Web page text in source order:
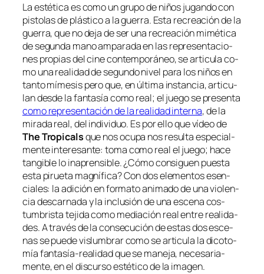
La es­té­ti­ca es co­mo un gru­po de ni­ños ju­gan­do con
pis­to­las de plás­ti­co a la gue­rra. Esta re­crea­ción de la
gue­rra, que no de­ja de ser una re­crea­ción mi­mé­ti­ca
de se­gun­da mano am­pa­ra­da en las re­pre­sen­ta­cio­
nes pro­pias del ci­ne con­tem­po­rá­neo, se ar­ti­cu­la co­
mo unareali­dadde se­gun­do ni­vel pa­ra los ni­ños en
tan­to mí­me­sis pe­ro que, en úl­ti­ma ins­tan­cia, ar­ti­cu­
lan des­de la fan­ta­sía co­moreal; el jue­go se pre­sen­ta
co­mo re­pre­sen­ta­ción de la reali­dad in­ter­na, de la
mi­ra­da real, del in­di­vi­duo. Es por ello que ví­deo de
The Tropicalsque nos ocu­pa nos re­sul­ta es­pe­cial­
men­te in­tere­san­te: to­maco­mo real el jue­go; ha­ce
tan­gi­ble lo in­apren­si­ble. ¿Cómo con­si­guen pues­ta
es­ta pi­rue­ta mag­ní­fi­ca? Con dos ele­men­tos esen­
cia­les: la adi­ción en for­ma­to ani­ma­do de una vio­len­
cia des­car­na­da y la in­clu­sión de una es­ce­na cos­
tum­bris­ta te­ji­da co­mome­dia­ción realen­tre reali­da­
des. A tra­vés de la con­se­cu­ción de es­tas dos es­ce­
nas se pue­de vis­lum­brar co­mo se ar­ti­cu­la la di­co­to­
mía fantasía-realidad que se ma­ne­ja, ne­ce­sa­ria­
men­te, en el dis­cur­so es­té­ti­co de la imagen.